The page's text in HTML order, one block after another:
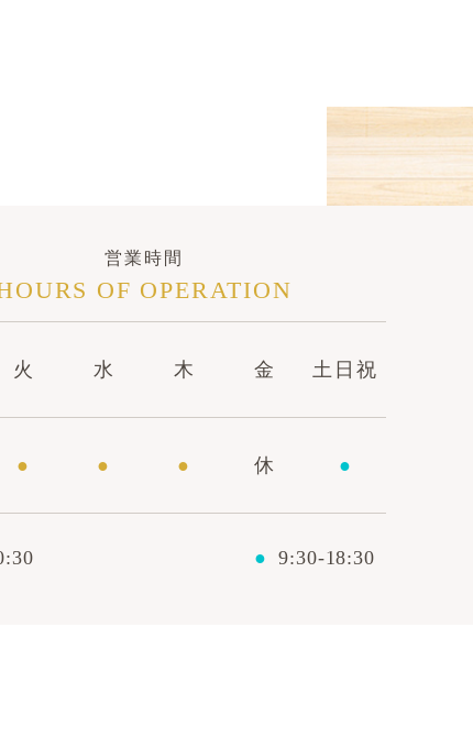
営業時間
OF OPERATION
火 水 木 金 土日祝
● ● ● 休 ●
● 9:30-18:30